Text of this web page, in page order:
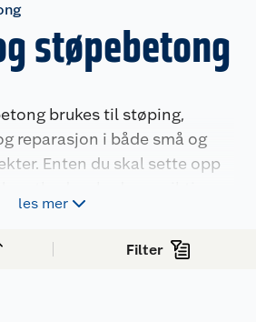
støpebetong
brukes til støping,
reparasjon i både små og
Enten du skal sette opp
godt resultat. Her finner du
til ulike bruksområder
les mer
Filter